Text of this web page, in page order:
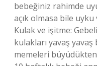
bebeğiniz rahimde
açık olmasa bile
Kulak ve işitme:
kulakları yavaş
memeleri